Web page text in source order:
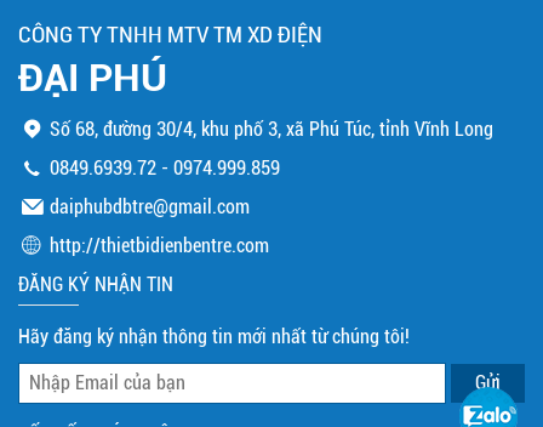
CÔNG TY TNHH MTV TM XD ĐIỆN
ĐẠI PHÚ
Số 68, đường 30/4, khu phố 3, xã Phú Túc, tỉnh Vĩnh Long
0849.6939.72 -0974.999.859
daiphubdbtre@gmail.com
http://thietbidienbentre.com
ĐĂNG KÝ NHẬN TIN
Hãy đăng ký nhận thông tin mới nhất từ chúng tôi!